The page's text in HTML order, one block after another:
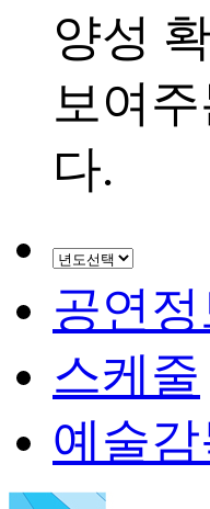
양성
보여
다.
공연정
스케줄
예술